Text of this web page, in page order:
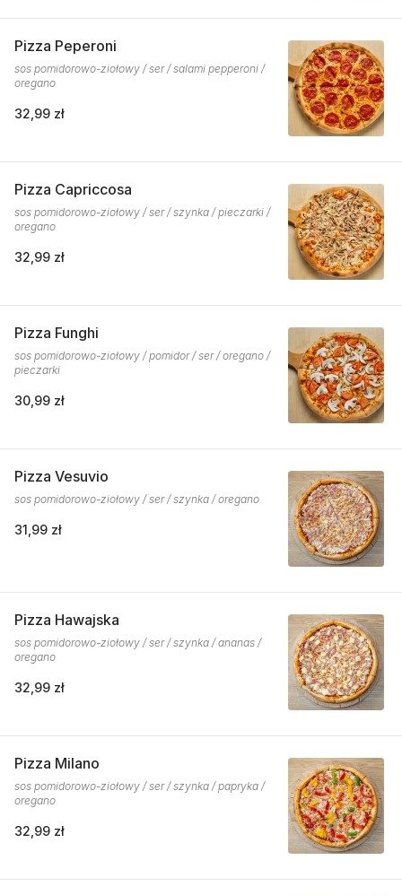
Pizza Peperoni
sos pomidorowo-ziołowy / ser / salami pepperoni /
oregano
32,99 zł
Pizza Capriccosa
sos pomidorowo-ziołowy / ser / szynka / pieczarki /
oregano
32,99 zł
Pizza Funghi
sos pomidorowo-ziołowy / pomidor / ser / oregano /
pieczarki
30,99 zł
Pizza Vesuvio
sos pomidorowo-ziołowy / ser / szynka / oregano
31,99 zł
Pizza Hawajska
sos pomidorowo-ziołowy / ser / szynka / ananas /
oregano
32,99 zł
Pizza Milano
sos pomidorowo-ziołowy / ser / szynka / papryka /
oregano
32,99 zł